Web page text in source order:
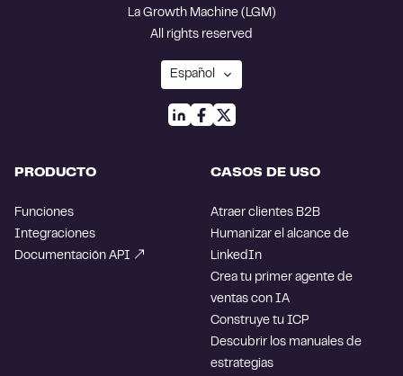
La Growth Machine (LGM)
All rights reserved
PRODUCTO
Funciones
Integraciones
Documentación API
CASOS DE USO
Atraer clientes B2B
Humanizar el alcance de
LinkedIn
Crea tu primer agente de
ventas con IA
Construye tu ICP
Descubrir los manuales de
estrategias